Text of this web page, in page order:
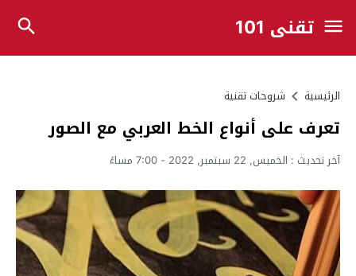
تقني 101
الرئيسية شروحات تقنية
تعرف على أنواع الخط العربي مع الصور
آخر تحديث : الخميس, 22 سبتمبر, 2022 - 7:00 مساءً